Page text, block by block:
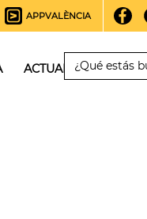
APPVALÈNCIA
ACTUALIDAD